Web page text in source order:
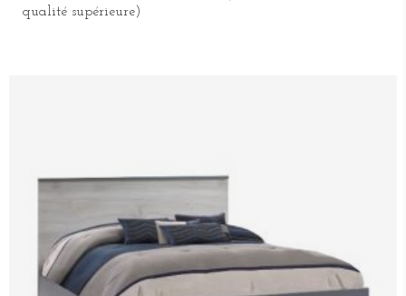
qualité supérieure)